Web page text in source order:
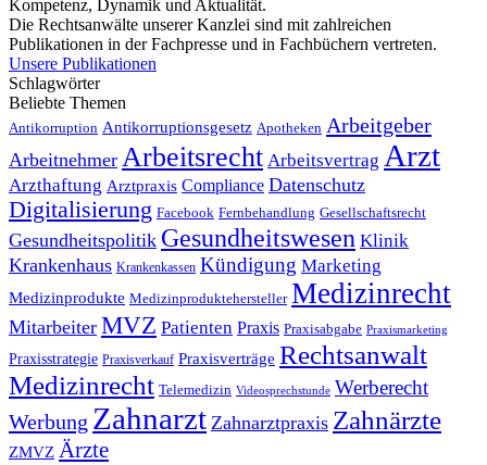
Kompetenz, Dynamik und Aktualität.
Die Rechtsanwälte unserer Kanzlei sind mit zahlreichen
Publikationen in der Fachpresse und in Fachbüchern vertreten.
Unsere Publikationen
Schlagwörter
Beliebte Themen
Antikorruption Antikorruptionsgesetz Apotheken Arbeitgeber
Arbeitnehmer Arbeitsrecht Arbeitsvertrag Arzt
Arzthaftung Arztpraxis Compliance Datenschutz
Digitalisierung Facebook Fernbehandlung Gesellschaftsrecht
Gesundheitspolitik Gesundheitswesen Klinik
Krankenhaus Krankenkassen Kündigung Marketing
Medizinprodukte Medizinproduktehersteller Medizinrecht
Mitarbeiter MVZ Patienten Praxis Praxisabgabe Praxismarketing
Praxisstrategie Praxisverkauf Praxisverträge Rechtsanwalt
Medizinrecht Telemedizin Videosprechstunde Werberecht
Werbung Zahnarzt Zahnarztpraxis Zahnärzte
ZMVZ Ärzte